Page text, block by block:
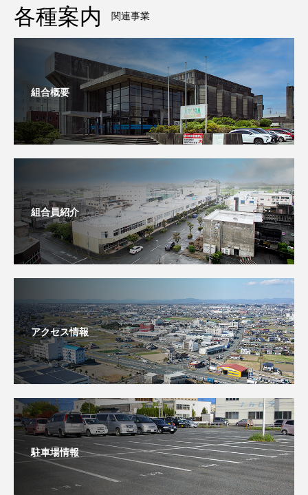
各種案内 関連事業
組合概要
組合員紹介
アクセス情報
駐車場情報